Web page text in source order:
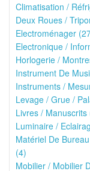
Climatisation /
Deux Roues /
Electroménager
Electronique /
Horlogerie /
Instrument De
Instruments /
Levage / Grue /
Livres / Manuscrits
Luminaire /
Matériel De
(4)
Mobilier / Mobilier